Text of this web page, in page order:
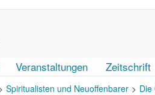
Veranstaltungen Zeitschrift
Spiritualisten und Neuoffenbarer Die